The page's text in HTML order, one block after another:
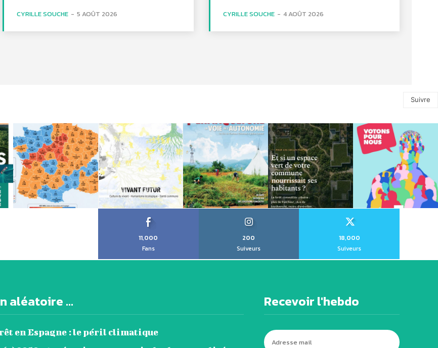
CYRILLE SOUCHE - 5 AOÛT 2026 CYRILLE SOUCHE - 4 AOÛT 2026
Suivre
11,000
Fans
200
Suiveurs
18,000
Suiveurs
aléatoire ...
en Espagne : le péril climatique
Recevoir l'hebdo